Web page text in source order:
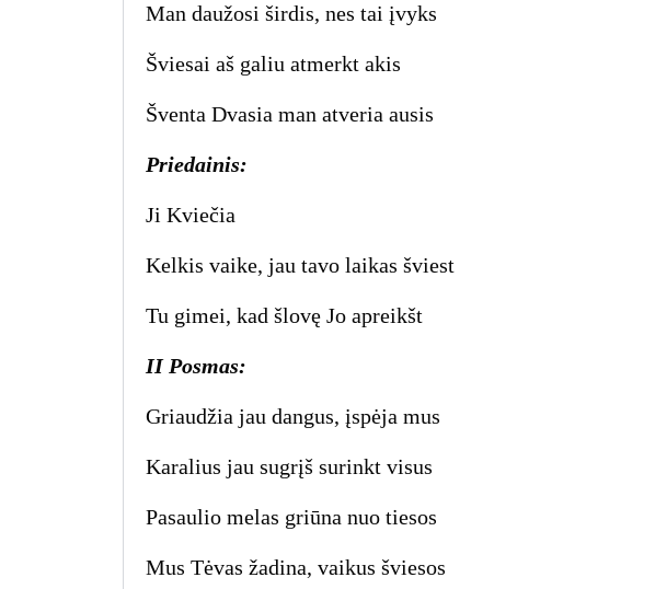
Man daužosi širdis, nes tai įvyks
Šviesai aš galiu atmerkt akis
Šventa Dvasia man atveria ausis
Priedainis:
Ji Kviečia
Kelkis vaike, jau tavo laikas šviest
Tu gimei, kad šlovę Jo apreikšt
II Posmas:
Griaudžia jau dangus, įspėja mus
Karalius jau sugrįš surinkt visus
Pasaulio melas griūna nuo tiesos
Mus Tėvas žadina, vaikus šviesos